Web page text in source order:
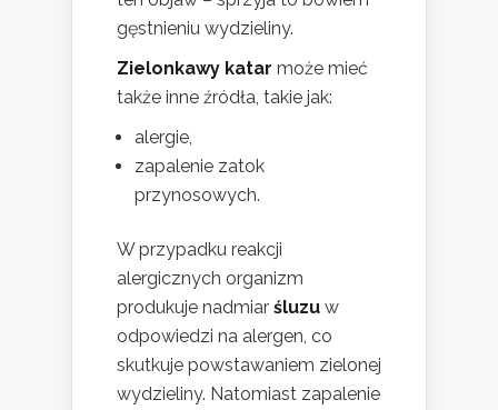
gęstnieniu wydzieliny.
Zielonkawy katar może mieć
także inne źródła, takie jak:
alergie,
zapalenie zatok
przynosowych.
W przypadku reakcji
alergicznych organizm
produkuje nadmiar śluzu w
odpowiedzi na alergen, co
skutkuje powstawaniem zielonej
wydzieliny. Natomiast zapalenie